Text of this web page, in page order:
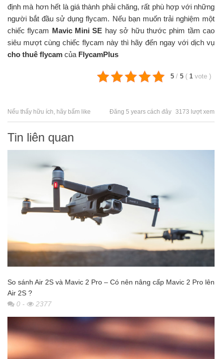
định mà hơn hết là giá thành phải chăng, rất phù hợp với những
người bắt đầu sử dụng flycam. Nếu bạn muốn trải nghiệm một
chiếc flycam Mavic Mini SE hay sở hữu thước phim tầm cao
siêu mượt cùng chiếc flycam này thì hãy đến ngay với dịch vụ
cho thuê flycam của FlycamPlus
5 / 5 ( 1 vote )
Nếu thấy hữu ích, hãy bấm like Đăng 5 years cách đây 3173 lượt xem
Tin liên quan
So sánh Air 2S và Mavic 2 Pro – Có nên nâng cấp Mavic 2 Pro lên
Air 2S ?
0 - 2377